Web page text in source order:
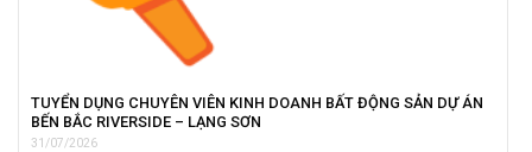
TUYỂN DỤNG CHUYÊN VIÊN KINH DOANH BẤT ĐỘNG SẢN DỰ ÁN
BẾN BẮC RIVERSIDE – LẠNG SƠN
31/07/2026